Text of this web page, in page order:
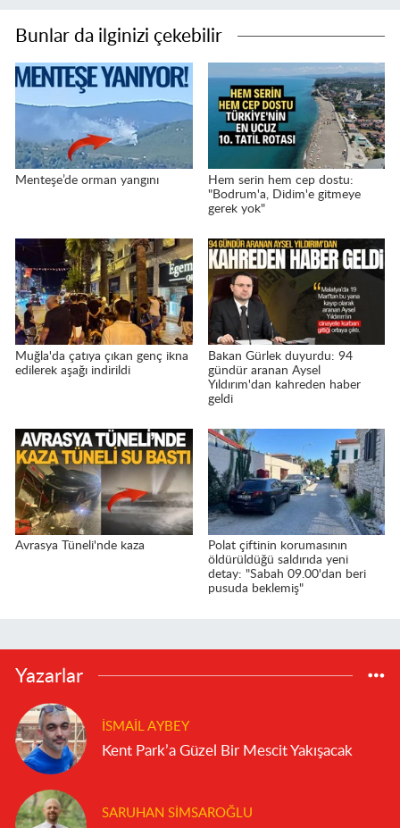
Bunlar da ilginizi çekebilir
Menteşe’de orman yangını
Hem serin hem cep dostu:
"Bodrum'a, Didim'e gitmeye
gerek yok"
Muğla'da çatıya çıkan genç ikna
edilerek aşağı indirildi
Bakan Gürlek duyurdu: 94
gündür aranan Aysel
Yıldırım'dan kahreden haber
geldi
Avrasya Tüneli'nde kaza
Polat çiftinin korumasının
öldürüldüğü saldırıda yeni
detay: "Sabah 09.00'dan beri
pusuda beklemiş"
Yazarlar
İSMAIL AYBEY
Kent Park’a Güzel Bir Mescit Yakışacak
SARUHAN SIMSAROĞLU